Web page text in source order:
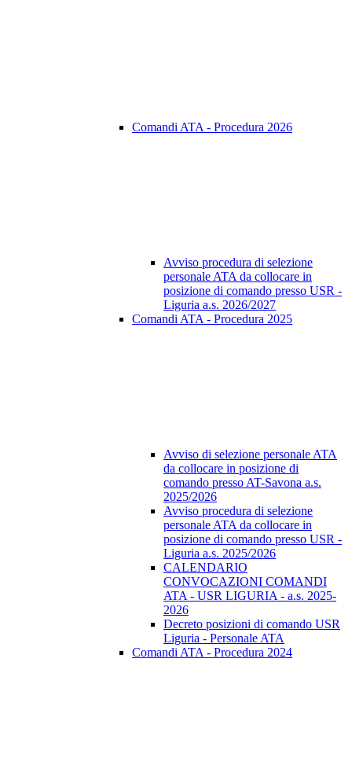
Comandi ATA - Procedura 2026
Avviso procedura di selezione
personale ATA da collocare in
posizione di comando presso USR -
Liguria a.s. 2026/2027
Comandi ATA - Procedura 2025
Avviso di selezione personale ATA
da collocare in posizione di
comando presso AT-Savona a.s.
2025/2026
Avviso procedura di selezione
personale ATA da collocare in
posizione di comando presso USR -
Liguria a.s. 2025/2026
CALENDARIO
CONVOCAZIONI COMANDI
ATA - USR LIGURIA - a.s. 2025-
2026
Decreto posizioni di comando USR
Liguria - Personale ATA
Comandi ATA - Procedura 2024